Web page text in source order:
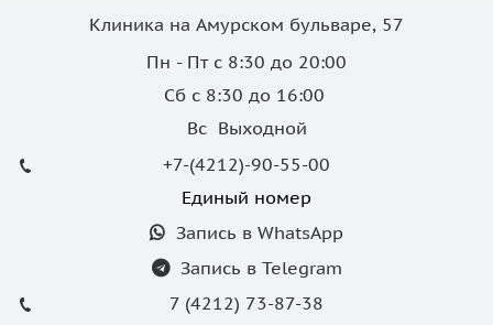
Клиника на Амурском бульваре, 57
Пн - Пт с 8:30 до 20:00
Сб с 8:30 до 16:00
Вс Выходной
+7-(4212)-90-55-00
Единый номер
Запись в WhatsApp
Запись в Telegram
7 (4212) 73-87-38